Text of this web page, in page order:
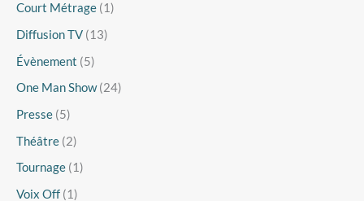
Court Métrage (1)
Diffusion TV (13)
Évènement (5)
One Man Show(24)
Presse (5)
Théâtre (2)
Tournage (1)
Voix Off (1)